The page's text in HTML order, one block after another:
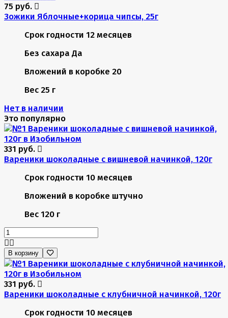
75 руб.
Зожики Яблочные+корица чипсы, 25г
Срок годности 12 месяцев
Без сахара Да
Вложений в коробке 20
Вес 25 г
Нет в наличии
Это популярно
331 руб.
Вареники шоколадные с вишневой начинкой, 120г
Срок годности 10 месяцев
Вложений в коробке штучно
Вес 120 г
В корзину
331 руб.
Вареники шоколадные с клубничной начинкой, 120г
Срок годности 10 месяцев